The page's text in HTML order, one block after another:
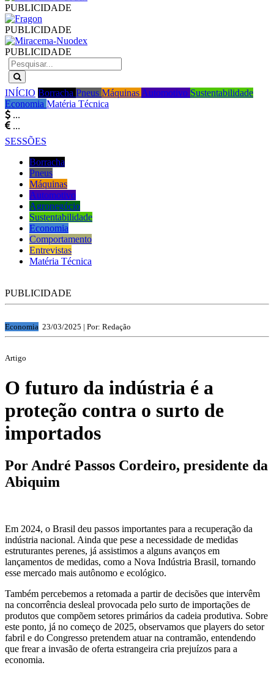
PUBLICIDADE
PUBLICIDADE
PUBLICIDADE
INÍCIO Borracha Pneus Máquinas Automotivo Sustentabilidade
Economia Matéria Técnica
...
...
SESSÕES
Borracha
Pneus
Máquinas
Automotivo
Agronegócio
Sustentabilidade
Economia
Comportamento
Entrevistas
Matéria Técnica
PUBLICIDADE
Economia 23/03/2025 | Por: Redação
Artigo
O futuro da indústria é a
proteção contra o surto de
importados
Por André Passos Cordeiro, presidente da
Abiquim
Em 2024, o Brasil deu passos importantes para a recuperação da
indústria nacional. Ainda que pese a necessidade de medidas
estruturantes perenes, já assistimos a alguns avanços em
lançamentos de medidas, como a Nova Indústria Brasil, tornando
esse mercado mais autônomo e ecológico.
Também percebemos a retomada a partir de decisões que intervêm
na concorrência desleal provocada pelo surto de importações de
produtos que compõem setores primários da cadeia produtiva. Sobre
este ponto, já no começo de 2025, observamos que players do setor
fabril e do Congresso pretendem atuar na contramão, entendendo
que frear a invasão de oferta estrangeira cria prejuízos para a
economia.